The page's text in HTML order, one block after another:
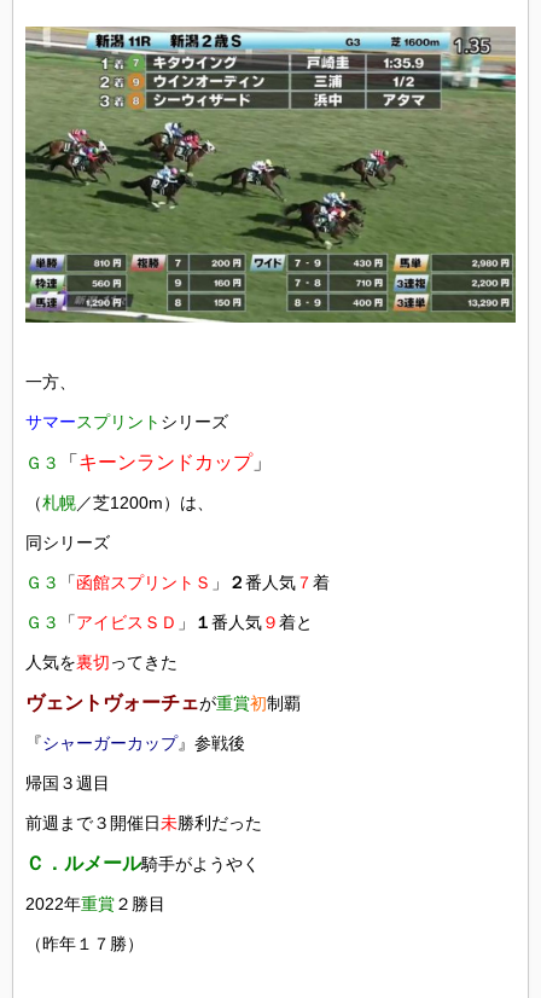
一方、
サマースプリント シリーズ
Ｇ３ 「 キーンランドカップ」
（札幌／芝1200m）は、
同シリーズ
Ｇ３ 「函館スプリントＳ 」 ２番人気 ７着
Ｇ３ 「アイビスＳＤ 」 １番人気９着と
人気を裏切ってきた
ヴェントヴォーチェが重賞初制覇
『シャーガーカップ』参戦後
帰国３週目
前週まで３開催日未勝利だった
Ｃ．ルメール騎手がようやく
2022年重賞２勝目
（昨年１７勝）